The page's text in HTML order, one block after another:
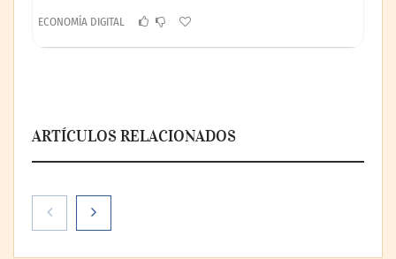
ECONOMÍA DIGITAL
ARTÍCULOS RELACIONADOS